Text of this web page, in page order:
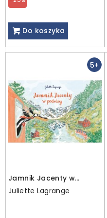
Do koszyka
5+
Jamnik Jacenty w
podróży
Juliette Lagrange